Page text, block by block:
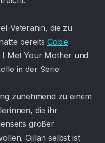
Veteranin, die zu
bereits Cobie
Met Your Mother und
in der Serie
zunehmend zu einem
die ihr
großer
Gillan selbst ist